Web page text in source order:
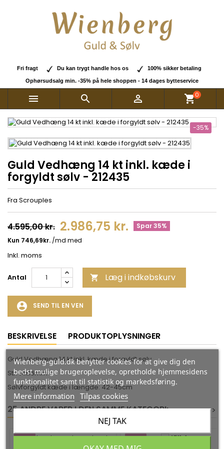
Fri fragt Du kan trygt handle hos os 100% sikker betaling
Ophørsudsalg min. -35% på hele shoppen - 14 dages bytteservice
   shopping_cart0
-35%
Guld Vedhæng 14 kt inkl. kæde i
forgyldt sølv - 212435
Fra Scrouples
4.595,00 kr. 2.986,75 kr. Spar 35%
Inkl. moms
Antal  Læg i indkøbskurv
account_circle SEND TIL EN VEN
BESKRIVELSE PRODUKTOPLYSNINGER
Guld Vedhæng 14 kt inkl. kæde i forgyldt sølv
Str: 14x16mm
Sølvforgyldt kæde i længde: 42-45cm
25 ANDRE VARER I DEN SAMME KATEGORI: >>
<<
-35% -35%
Wienberg-guld.dk benytter cookies for at give dig den
bedst mulige brugeroplevelse, opretholde hjemmesidens
funktionalitet samt til statistik og markedsføring.
Mere information Tilpas cookies
NEJ TAK